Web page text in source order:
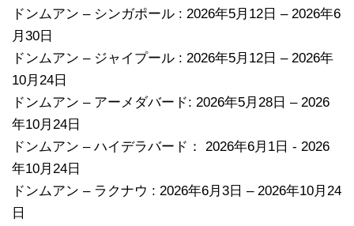
ドンムアン – シンガポール : 2026年5月12日 – 2026年6
月30日
ドンムアン – ジャイプール : 2026年5月12日 – 2026年
10月24日
ドンムアン – アーメダバード: 2026年5月28日 – 2026
年10月24日
ドンムアン – ハイデラバード： 2026年6月1日 - 2026
年10月24日
ドンムアン – ラクナウ : 2026年6月3日 – 2026年10月24
日